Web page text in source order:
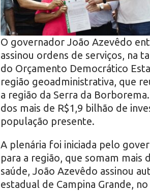
O governador João Azevêdo
assinou ordens de serviços, na
do Orçamento Democrático
região geoadministrativa, que
a região da Serra da
dos mais de R$1,9 bilhão de
população presente.
A plenária foi iniciada pelo
para a região, que somam mais
saúde, João Azevêdo assinou
estadual de Campina Grande,